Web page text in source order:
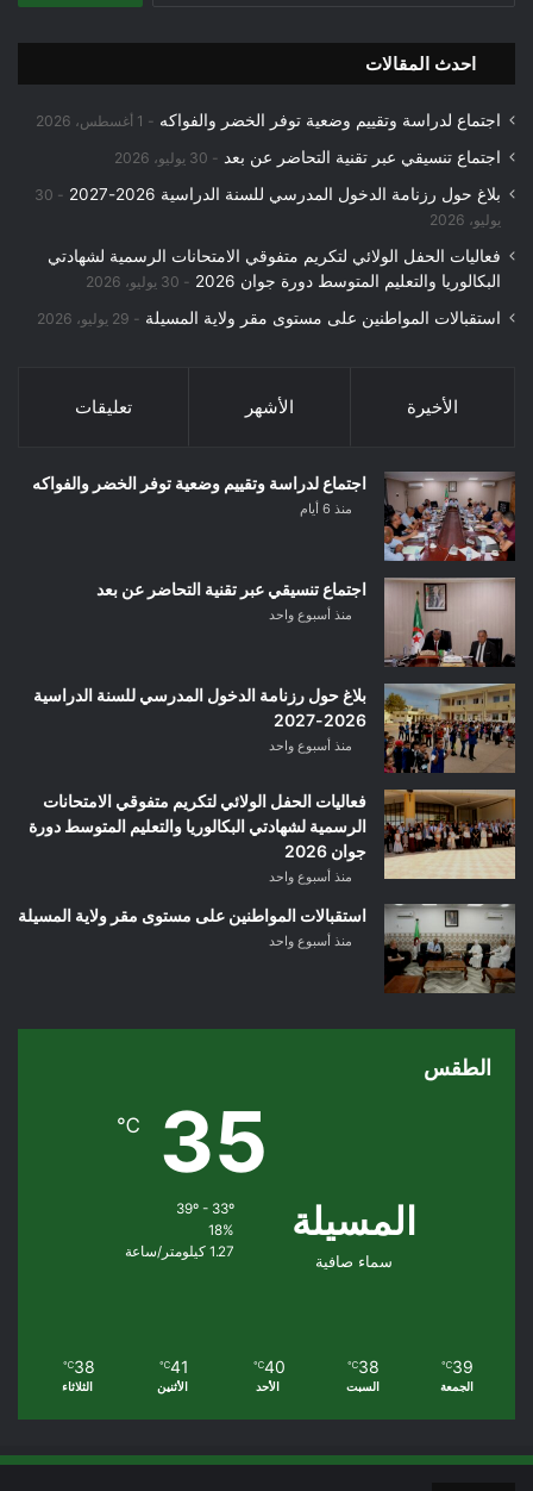
احدث المقالات
اجتماع لدراسة وتقييم وضعية توفر الخضر والفواكه 1 أغسطس، 2026
اجتماع تنسيقي عبر تقنية التحاضر عن بعد 30 يوليو، 2026
بلاغ حول رزنامة الدخول المدرسي للسنة الدراسية 2026-2027
30
يوليو، 2026
فعاليات الحفل الولائي لتكريم متفوقي الامتحانات الرسمية لشهادتي
البكالوريا والتعليم المتوسط دورة جوان 2026
30 يوليو، 2026
استقبالات المواطنين على مستوى مقر ولاية المسيلة 29 يوليو، 2026
الأخيرة الأشهر تعليقات
اجتماع لدراسة وتقييم وضعية توفر الخضر والفواكه
منذ 6 أيام
اجتماع تنسيقي عبر تقنية التحاضر عن بعد
منذ أسبوع واحد
بلاغ حول رزنامة الدخول المدرسي للسنة الدراسية
2026-2027
منذ أسبوع واحد
فعاليات الحفل الولائي لتكريم متفوقي الامتحانات
الرسمية لشهادتي البكالوريا والتعليم المتوسط دورة
جوان 2026
منذ أسبوع واحد
استقبالات المواطنين على مستوى مقر ولاية المسيلة
منذ أسبوع واحد
الطقس
المسيلة
سماء صافية
35
℃
18%
1.27 كيلومتر/ساعة
39
℃
الجمعة
38
℃
السبت
40
℃
الأحد
41
℃
الأثنين
38
℃
الثلاثاء